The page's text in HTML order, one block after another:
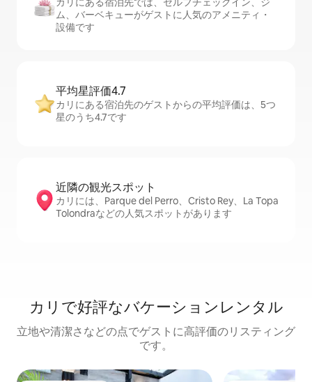
ム、バーベキューがゲストに人気のアメニティ・
設備です
平均星評価4.7
カリにある宿泊先のゲストからの平均評価は、5つ
星のうち4.7です
近隣の観光ス⁠ポ⁠ッ⁠ト
カリには、Parque del Perro、Cristo Rey、La Topa
Tolondraなどの人気スポットがあります
カリで好評なバケーションレンタル
立地や清潔さなどの点でゲストに高評価のリスティング
です。